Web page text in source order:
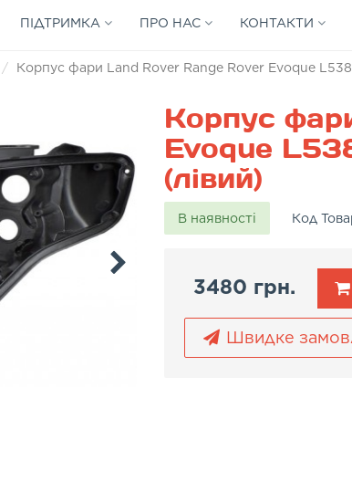
ПІДТРИМКА ПРО НАС КОНТАКТИ
Корпус фари Land Rover Range Rover Evoque L538
Корпус
Evoque
(лівий)
В наявності Код
3480 грн.
Швидке